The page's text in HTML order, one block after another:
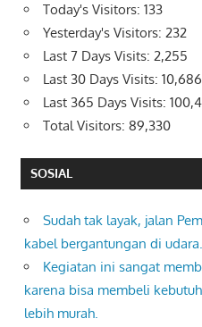
Today's Visitors: 133
Yesterday's Visitors: 232
Last 7 Days Visits: 2,255
Last 30 Days Visits: 10,686
Last 365 Days Visits:
Total Visitors: 89,330
SOSIAL
Sudah tak layak, jalan
kabel bergantungan di udara.
Kegiatan ini sangat
karena bisa membeli
lebih murah.